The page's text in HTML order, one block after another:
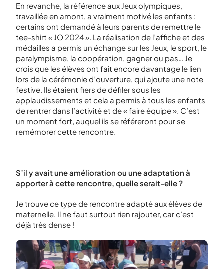
En revanche, la référence aux Jeux olympiques,
travaillée en amont, a vraiment motivé les enfants :
certains ont demandé à leurs parents de remettre le
tee-shirt « JO 2024 ». La réalisation de l’affiche et des
médailles a permis un échange sur les Jeux, le sport, le
paralympisme, la coopération, gagner ou pas… Je
crois que les élèves ont fait encore davantage le lien
lors de la cérémonie d’ouverture, qui ajoute une note
festive. Ils étaient fiers de défiler sous les
applaudissements et cela a permis à tous les enfants
de rentrer dans l’activité et de « faire équipe ». C’est
un moment fort, auquel ils se référeront pour se
remémorer cette rencontre.
S’il y avait une amélioration ou une adaptation à
apporter à cette rencontre, quelle serait-elle ?
Je trouve ce type de rencontre adapté aux élèves de
maternelle. Il ne faut surtout rien rajouter, car c’est
déjà très dense !